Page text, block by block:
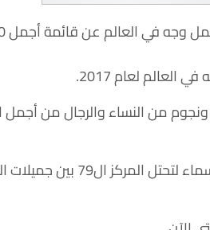
ونجوم من النساء والرجال من
والملفت كما يقول تقرير عربي سبوت نيك هو ورود اسم